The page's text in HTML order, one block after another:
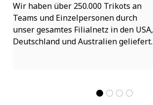
Wir haben über 250.000 Trikots an
Teams und Einzelpersonen durch
unser gesamtes Filialnetz in den USA,
Deutschland und Australien geliefert.